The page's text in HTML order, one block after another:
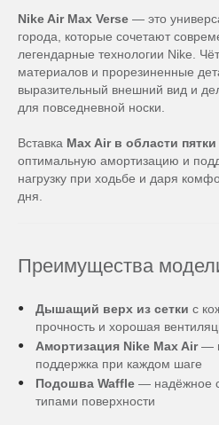
Nike Air Max Verse — это
города, которые сочетают
легендарные технологии Nike.
материалов и прорезиненные
выразительный внешний вид и
для повседневной носки.
Вставка Max Air в области пятки
оптимальную амортизацию и
нагрузку при ходьбе и даря
дня.
Преимущества
Дышащий верх из сетки с
прочность и хорошая
Амортизация Nike Max Air—
поддержка при каждом шаге
Подошва Waffle — надёжное
типами поверхности